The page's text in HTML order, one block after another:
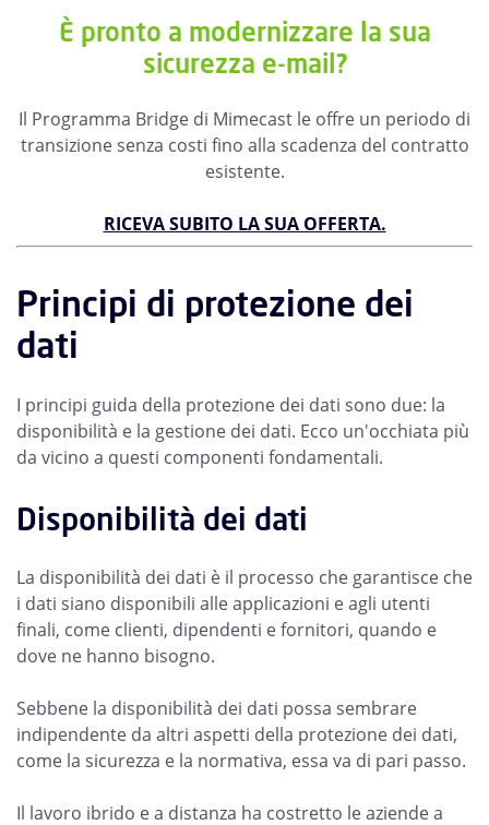
È pronto a modernizzare la sua
sicurezza e-mail?
Il Programma Bridge di Mimecast le offre un periodo di
transizione senza costi fino alla scadenza del contratto
esistente.
RICEVA SUBITO LA SUA OFFERTA.
Principi di protezione dei
dati
I principi guida della protezione dei dati sono due: la
disponibilità e la gestione dei dati. Ecco un'occhiata più
da vicino a questi componenti fondamentali.
Disponibilità dei dati
La disponibilità dei dati è il processo che garantisce che
i dati siano disponibili alle applicazioni e agli utenti
finali, come clienti, dipendenti e fornitori, quando e
dove ne hanno bisogno.
Sebbene la disponibilità dei dati possa sembrare
indipendente da altri aspetti della protezione dei dati,
come la sicurezza e la normativa, essa va di pari passo.
Il lavoro ibrido e a distanza ha costretto le aziende a